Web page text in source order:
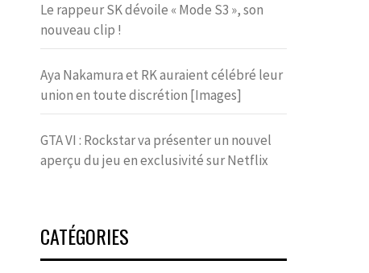
Le rappeur SK dévoile « Mode S3 », son
nouveau clip !
Aya Nakamura et RK auraient célébré leur
union en toute discrétion [Images]
GTA VI : Rockstar va présenter un nouvel
aperçu du jeu en exclusivité sur Netflix
CATÉGORIES